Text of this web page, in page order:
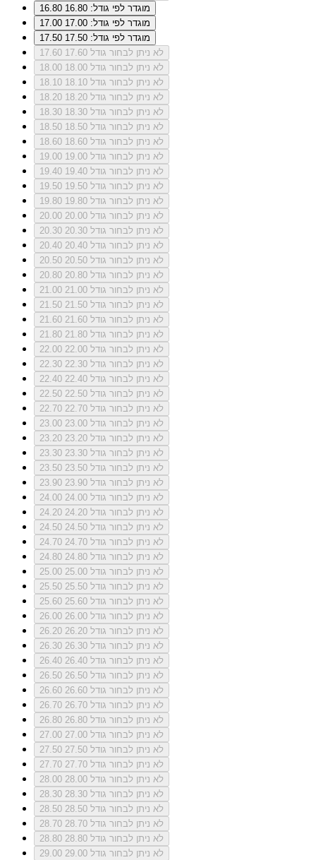
16.80
מוגדר לפי גודל: 16.80
17.00
מוגדר לפי גודל: 17.00
17.50
מוגדר לפי גודל: 17.50
17.60
לא ניתן לבחור גודל 17.60
18.00
לא ניתן לבחור גודל 18.00
18.10
לא ניתן לבחור גודל 18.10
18.20
לא ניתן לבחור גודל 18.20
18.30
לא ניתן לבחור גודל 18.30
18.50
לא ניתן לבחור גודל 18.50
18.60
לא ניתן לבחור גודל 18.60
19.00
לא ניתן לבחור גודל 19.00
19.40
לא ניתן לבחור גודל 19.40
19.50
לא ניתן לבחור גודל 19.50
19.80
לא ניתן לבחור גודל 19.80
20.00
לא ניתן לבחור גודל 20.00
20.30
לא ניתן לבחור גודל 20.30
20.40
לא ניתן לבחור גודל 20.40
20.50
לא ניתן לבחור גודל 20.50
20.80
לא ניתן לבחור גודל 20.80
21.00
לא ניתן לבחור גודל 21.00
21.50
לא ניתן לבחור גודל 21.50
21.60
לא ניתן לבחור גודל 21.60
21.80
לא ניתן לבחור גודל 21.80
22.00
לא ניתן לבחור גודל 22.00
22.30
לא ניתן לבחור גודל 22.30
22.40
לא ניתן לבחור גודל 22.40
22.50
לא ניתן לבחור גודל 22.50
22.70
לא ניתן לבחור גודל 22.70
23.00
לא ניתן לבחור גודל 23.00
23.20
לא ניתן לבחור גודל 23.20
23.30
לא ניתן לבחור גודל 23.30
23.50
לא ניתן לבחור גודל 23.50
23.90
לא ניתן לבחור גודל 23.90
24.00
לא ניתן לבחור גודל 24.00
24.20
לא ניתן לבחור גודל 24.20
24.50
לא ניתן לבחור גודל 24.50
24.70
לא ניתן לבחור גודל 24.70
24.80
לא ניתן לבחור גודל 24.80
25.00
לא ניתן לבחור גודל 25.00
25.50
לא ניתן לבחור גודל 25.50
25.60
לא ניתן לבחור גודל 25.60
26.00
לא ניתן לבחור גודל 26.00
26.20
לא ניתן לבחור גודל 26.20
26.30
לא ניתן לבחור גודל 26.30
26.40
לא ניתן לבחור גודל 26.40
26.50
לא ניתן לבחור גודל 26.50
26.60
לא ניתן לבחור גודל 26.60
26.70
לא ניתן לבחור גודל 26.70
26.80
לא ניתן לבחור גודל 26.80
27.00
לא ניתן לבחור גודל 27.00
27.50
לא ניתן לבחור גודל 27.50
27.70
לא ניתן לבחור גודל 27.70
28.00
לא ניתן לבחור גודל 28.00
28.30
לא ניתן לבחור גודל 28.30
28.50
לא ניתן לבחור גודל 28.50
28.70
לא ניתן לבחור גודל 28.70
28.80
לא ניתן לבחור גודל 28.80
29.00
לא ניתן לבחור גודל 29.00